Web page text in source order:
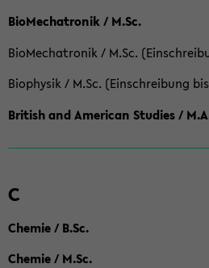
BioMechatronik / M.Sc.
BioMechatronik / M.Sc.
Biophysik / M.Sc. (Einschreibung
British and American Studies /
C
Chemie / B.Sc.
Chemie / M.Sc.